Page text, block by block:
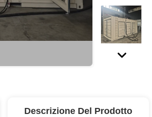
Descrizione Del Prodotto